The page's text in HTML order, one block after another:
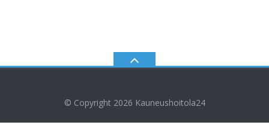
© Copyright 2026 Kauneushoitola24